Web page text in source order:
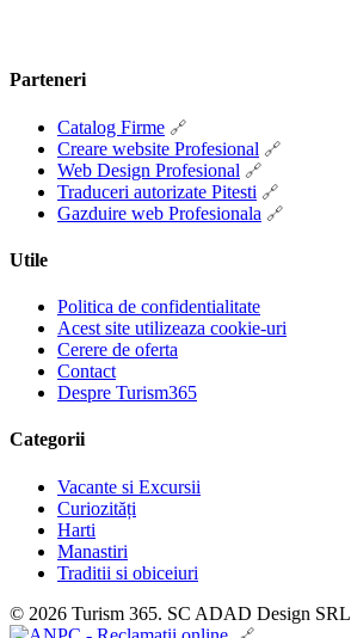
Parteneri
Catalog Firme
Creare website Profesional
Web Design Profesional
Traduceri autorizate Pitesti
Gazduire web Profesionala
Utile
Politica de confidentialitate
Acest site utilizeaza cookie-uri
Cerere de oferta
Contact
Despre Turism365
Categorii
Vacante si Excursii
Curiozități
Harti
Manastiri
Traditii si obiceiuri
© 2026 Turism 365. SC ADAD Design SRL